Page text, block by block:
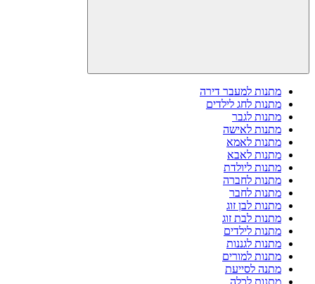
מתנות למעבר דירה
מתנות לחג לילדים
מתנות לגבר
מתנות לאישה
מתנות לאמא
מתנות לאבא
מתנות ליולדת
מתנות לחברה
מתנות לחבר
מתנות לבן זוג
מתנות לבת זוג
מתנות לילדים
מתנות לגננות
מתנות למורים
מתנה לסייעת
מתנות לכלה